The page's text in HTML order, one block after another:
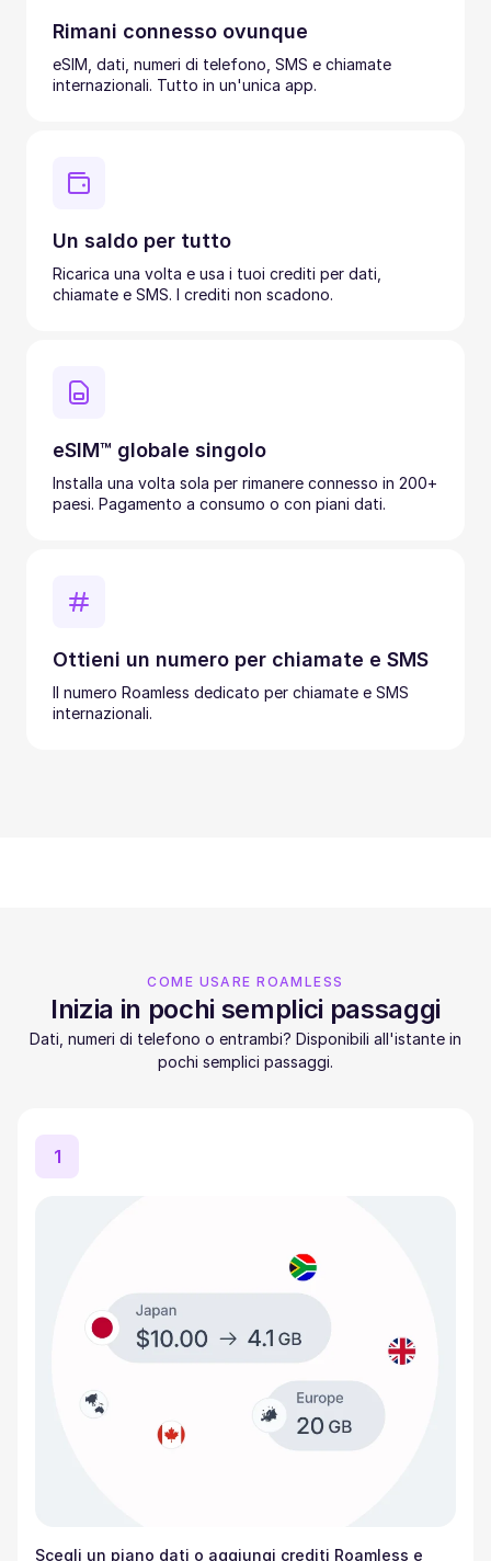
Rimani connesso ovunque
eSIM, dati, numeri di telefono, SMS e chiamate
internazionali. Tutto in un'unica app.
Un saldo per tutto
Ricarica una volta e usa i tuoi crediti per dati,
chiamate e SMS. I crediti non scadono.
eSIM™ globale singolo
Installa una volta sola per rimanere connesso in 200+
paesi. Pagamento a consumo o con piani dati.
Ottieni un numero per chiamate e SMS
Il numero Roamless dedicato per chiamate e SMS
internazionali.
COME USARE ROAMLESS
Inizia in pochi semplici passaggi
Dati, numeri di telefono o entrambi? Disponibili all'istante in
pochi semplici passaggi.
1
Scegli un piano dati o aggiungi crediti Roamless e